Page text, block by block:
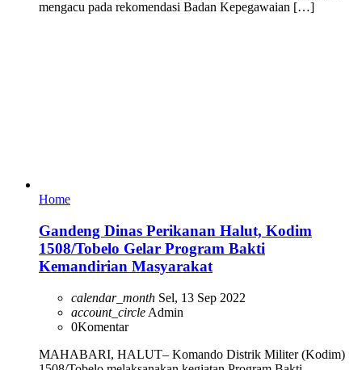
mengacu pada rekomendasi Badan Kepegawaian […]
Home
Gandeng Dinas Perikanan Halut, Kodim
1508/Tobelo Gelar Program Bakti
Kemandirian Masyarakat
calendar_month Sel, 13 Sep 2022
account_circle Admin
0Komentar
MAHABARI, HALUT– Komando Distrik Militer (Kodim)